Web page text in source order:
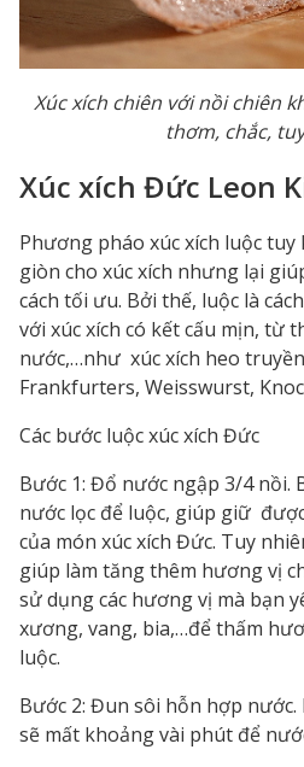
Xúc xích chiên với nồi chiên
thơm, chắc,
Xúc xích Đức Leon
Phương pháo xúc xích luộc
giòn cho xúc xích nhưng lại
cách tối ưu. Bởi thế, luộc là
với xúc xích có kết cấu mịn, từ
nước,…như xúc xích heo
Frankfurters, Weisswurst,
Các bước luộc xúc xích Đức
Bước 1: Đổ nước ngập 3/4 nồi.
nước lọc để luộc, giúp giữ
của món xúc xích Đức. Tuy
giúp làm tăng thêm hương vị
sử dụng các hương vị mà bạn
xương, vang, bia,…để thấm
luộc.
Bước 2: Đun sôi hỗn hợp nước.
sẽ mất khoảng vài phút để